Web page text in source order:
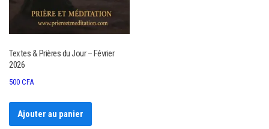
Textes & Prières du Jour – Février
2026
500 CFA
Ajouter au panier